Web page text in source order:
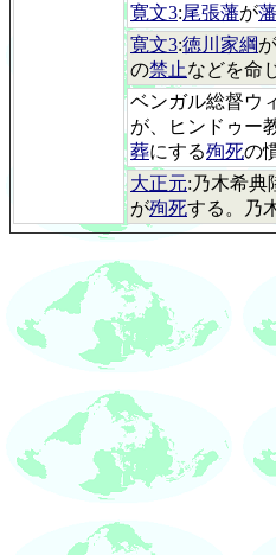
寛文3:尾張藩が
寛文3:徳川家綱が
の禁止などを命
ベンガル総督ウ
が、ヒンドゥー
葬にする殉死の
大正元:乃木希典
が殉死する。乃